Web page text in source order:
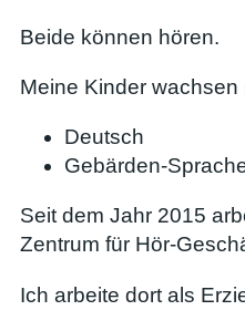
Beide können hören.
Meine Kinder
Deutsch
Gebärden-
Seit dem Jahr 2015
Zentrum für Hör-
Ich arbeite dort als